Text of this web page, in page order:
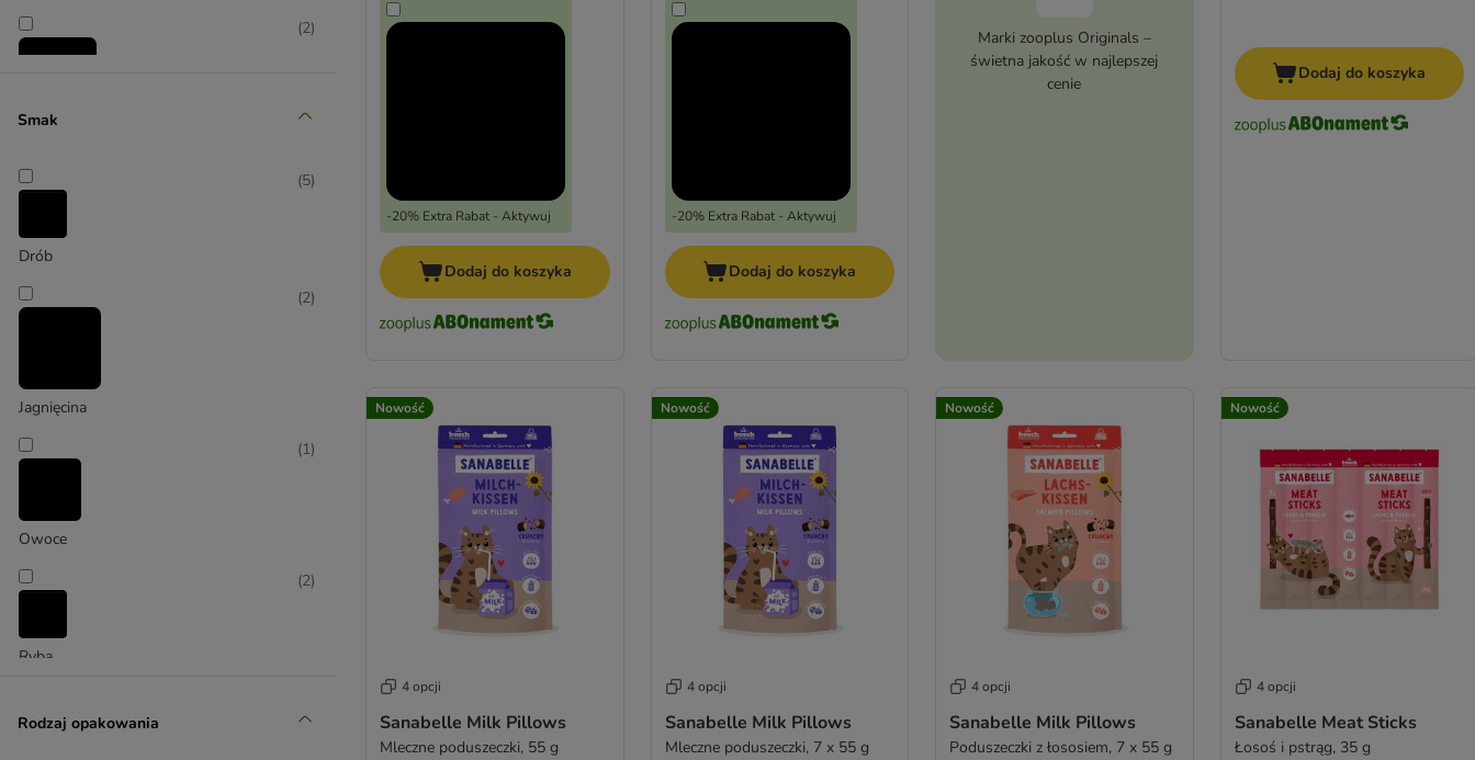
(2)
Smak
Drób
(5)
Jagnięcina
(2)
Owoce
(1)
Ryba
(2)
Rodzaj opakowania
-20% Extra Rabat - Aktywuj
Dodaj do koszyka
-20% Extra Rabat - Aktywuj
Dodaj do koszyka
Marki zooplus Originals –
świetna jakość w najlepszej
cenie
Dodaj do koszyka
Nowość
4 opcji
Sanabelle Milk Pillows
Mleczne poduszeczki, 55 g
Nowość
4 opcji
Sanabelle Milk Pillows
Mleczne poduszeczki, 7 x 55 g
Nowość
4 opcji
Sanabelle Milk Pillows
Poduszeczki z łososiem, 7 x 55 g
Nowość
4 opcji
Sanabelle Meat Sticks
Łosoś i pstrąg, 35 g